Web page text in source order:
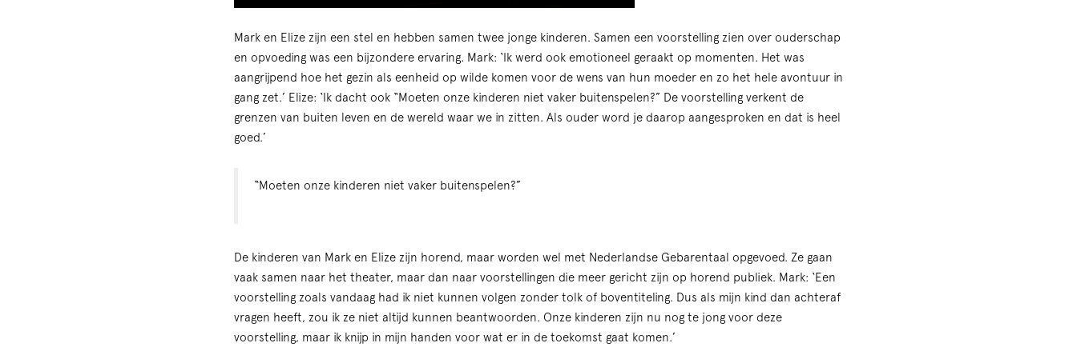
Mark en Elize zijn een stel en hebben samen twee jonge kinderen. Samen een voorstelling zien over ouderschap
en opvoeding was een bijzondere ervaring. Mark: ‘Ik werd ook emotioneel geraakt op momenten. Het was
aangrijpend hoe het gezin als eenheid op wilde komen voor de wens van hun moeder en zo het hele avontuur in
gang zet.’ Elize: ‘Ik dacht ook “Moeten onze kinderen niet vaker buitenspelen?” De voorstelling verkent de
grenzen van buiten leven en de wereld waar we in zitten. Als ouder word je daarop aangesproken en dat is heel
goed.’
“Moeten onze kinderen niet vaker buitenspelen?”
De kinderen van Mark en Elize zijn horend, maar worden wel met Nederlandse Gebarentaal opgevoed. Ze gaan
vaak samen naar het theater, maar dan naar voorstellingen die meer gericht zijn op horend publiek. Mark: ‘Een
voorstelling zoals vandaag had ik niet kunnen volgen zonder tolk of boventiteling. Dus als mijn kind dan achteraf
vragen heeft, zou ik ze niet altijd kunnen beantwoorden. Onze kinderen zijn nu nog te jong voor deze
voorstelling, maar ik knijp in mijn handen voor wat er in de toekomst gaat komen.’